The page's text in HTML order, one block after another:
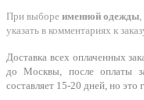
При выборе именной одежды
указать в комментариях к
Доставка всех оплаченных
до Москвы, после оплаты
составляет 15-20 дней, но